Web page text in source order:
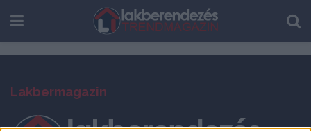
Lakbermagazin